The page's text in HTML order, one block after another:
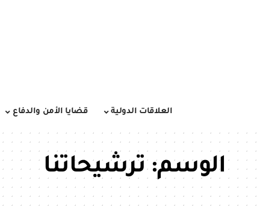
العلاقات الدولية قضايا الأمن والدفاع
الوسم:ترشيحاتنا